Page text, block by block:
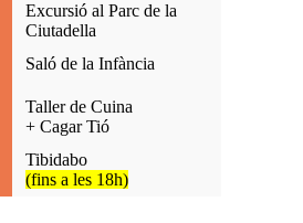
Excursió al Parc de la
Ciutadella
Saló de la Infància
Taller de Cuina
+ Cagar Tió
Tibidabo
(fins a les 18h)